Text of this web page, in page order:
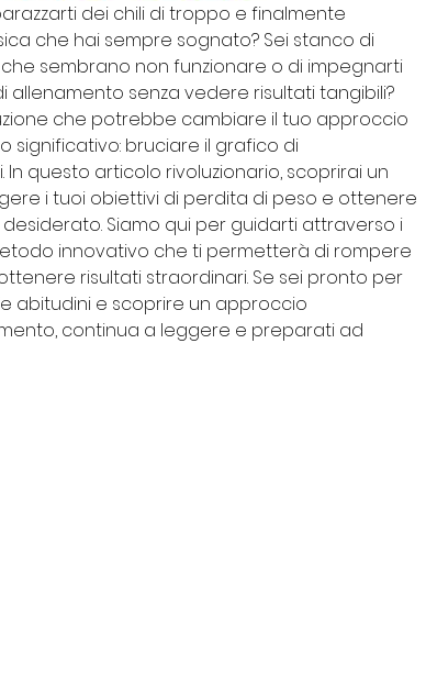
dei chili di troppo e finalmente
che hai sempre sognato? Sei stanco di
sembrano non funzionare o di impegnarti
allenamento senza vedere risultati tangibili?
che potrebbe cambiare il tuo approccio
significativo: bruciare il grafico di
questo articolo rivoluzionario, scoprirai un
i tuoi obiettivi di perdita di peso e ottenere
Siamo qui per guidarti attraverso i
innovativo che ti permetterà di rompere
risultati straordinari. Se sei pronto per
abitudini e scoprire un approccio
continua a leggere e preparati ad